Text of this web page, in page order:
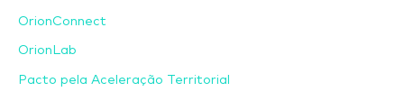
OrionConnect
OrionLab
Pacto pela Aceleração Territorial